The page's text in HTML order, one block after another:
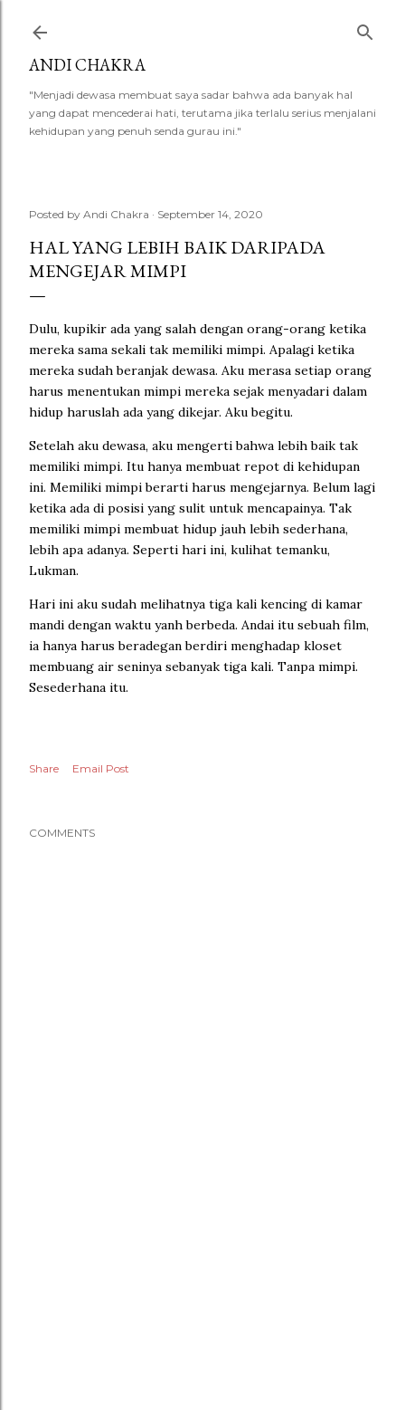
ANDI CHAKRA
"Menjadi dewasa membuat saya sadar bahwa ada banyak hal
yang dapat mencederai hati, terutama jika terlalu serius menjalani
kehidupan yang penuh senda gurau ini."
Posted by Andi Chakra September 14, 2020
HAL YANG LEBIH BAIK DARIPADA
MENGEJAR MIMPI
Dulu, kupikir ada yang salah dengan orang-orang ketika
mereka sama sekali tak memiliki mimpi. Apalagi ketika
mereka sudah beranjak dewasa. Aku merasa setiap orang
harus menentukan mimpi mereka sejak menyadari dalam
hidup haruslah ada yang dikejar. Aku begitu.
Setelah aku dewasa, aku mengerti bahwa lebih baik tak
memiliki mimpi. Itu hanya membuat repot di kehidupan
ini. Memiliki mimpi berarti harus mengejarnya. Belum lagi
ketika ada di posisi yang sulit untuk mencapainya. Tak
memiliki mimpi membuat hidup jauh lebih sederhana,
lebih apa adanya. Seperti hari ini, kulihat temanku,
Lukman.
Hari ini aku sudah melihatnya tiga kali kencing di kamar
mandi dengan waktu yanh berbeda. Andai itu sebuah film,
ia hanya harus beradegan berdiri menghadap kloset
membuang air seninya sebanyak tiga kali. Tanpa mimpi.
Sesederhana itu.
Share Email Post
COMMENTS